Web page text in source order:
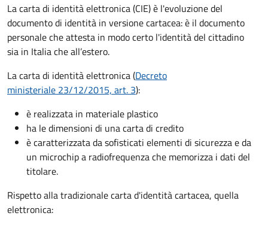
La carta di identità elettronica (CIE) è l'evoluzione del
documento di identità in versione cartacea: è il documento
personale che attesta in modo certo l'identità del cittadino
sia in Italia che all’estero.
La carta di identità elettronica (Decreto
ministeriale 23/12/2015, art. 3):
è realizzata in materiale plastico
ha le dimensioni di una carta di credito
è caratterizzata da sofisticati elementi di sicurezza e da
un microchip a radiofrequenza che memorizza i dati del
titolare.
Rispetto alla tradizionale carta d'identità cartacea, quella
elettronica: